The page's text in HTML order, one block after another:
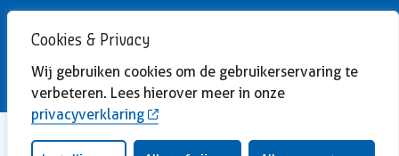
Cookies & Privacy
Wij gebruiken cookies om de gebruikerservaring te
verbeteren. Lees hierover meer in onze
privacyverklaring